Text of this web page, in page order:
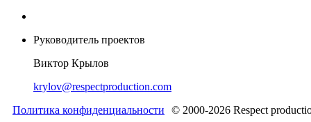
Руководитель проектов
Виктор Крылов
krylov@respectproduction.com
Политика конфиденциальности
© 2000-2026 Respect